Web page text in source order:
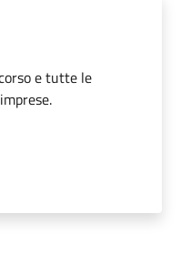
e tutte le